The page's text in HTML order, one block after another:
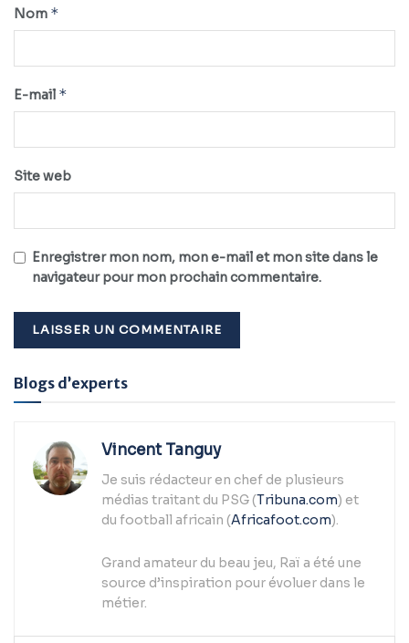
Nom *
E-mail *
Site web
Enregistrer mon nom, mon e-mail et mon site dans le
navigateur pour mon prochain commentaire.
Alternative:
Blogs d’experts
Vincent Tanguy
Je suis rédacteur en chef de plusieurs
médias traitant du PSG (Tribuna.com) et
du football africain (Africafoot.com).
Grand amateur du beau jeu, Raï a été une
source d’inspiration pour évoluer dans le
métier.